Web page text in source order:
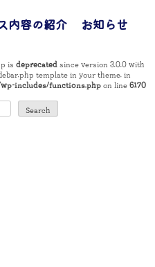
内容の紹介 お知らせ
is deprecated since version 3.0.0 with
template in your theme. in
includes/functions.php on line 6170
Search